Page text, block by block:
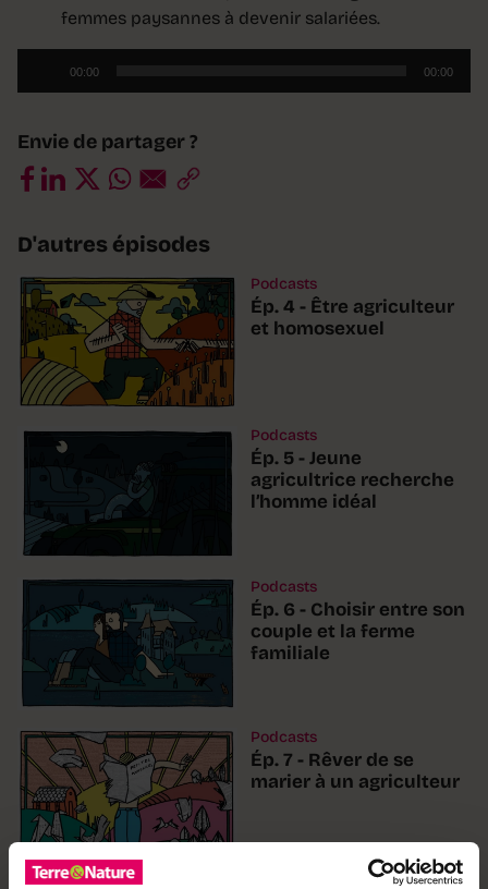
femmes paysannes à devenir salariées.
00:00 00:00
Envie de partager ?
D'autres épisodes
Podcasts
Ép. 4 - Être agriculteur
et homosexuel
Podcasts
Ép. 5 - Jeune
agricultrice recherche
l’homme idéal
Podcasts
Ép. 6 - Choisir entre son
couple et la ferme
familiale
Podcasts
Ép. 7 - Rêver de se
marier à un agriculteur